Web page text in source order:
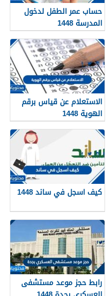
حساب عمر الطفل لدخول
المدرسة 1448
الاستعلام عن قياس برقم
الهوية 1448
services.qiyas.sa
كيف اسجل في ساند 1448
رابط حجز موعد مستشفى